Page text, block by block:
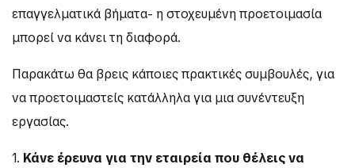
επαγγελματικά βήματα- η στοχευμένη προετοιμασία
μπορεί να κάνει τη διαφορά.
Παρακάτω θα βρεις κάποιες πρακτικές συμβουλές, για
να προετοιμαστείς κατάλληλα για μια συνέντευξη
εργασίας.
1. Κάνε έρευνα για την εταιρεία που θέλεις να